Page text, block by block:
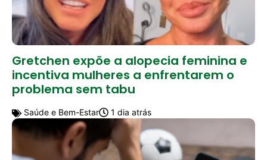
Gretchen expõe a alopecia feminina e
incentiva mulheres a enfrentarem o
problema sem tabu
Saúde e Bem-Estar 1 dia atrás